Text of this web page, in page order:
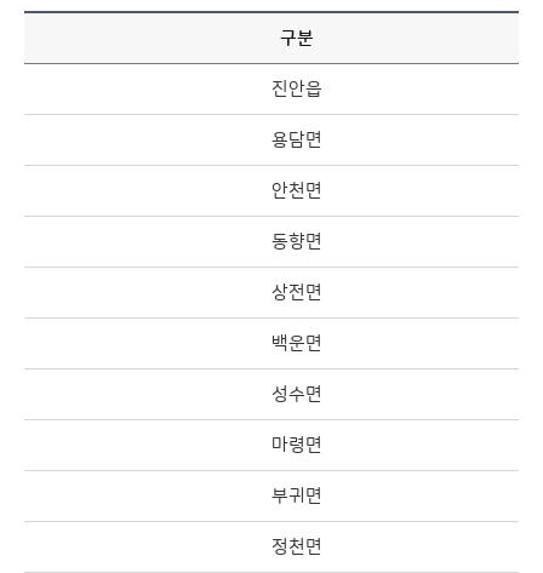
구분
진안읍
용담면
안천면
동향면
상전면
백운면
성수면
마령면
부귀면
정천면